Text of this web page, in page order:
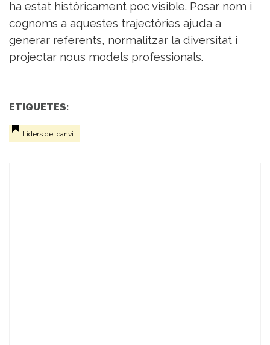
ha estat històricament poc visible. Posar nom i
cognoms a aquestes trajectòries ajuda a
generar referents, normalitzar la diversitat i
projectar nous models professionals.
ETIQUETES:
Líders del canvi